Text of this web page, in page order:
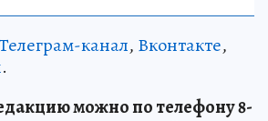
канал, Вконтакте,
.
можно по телефону 8-